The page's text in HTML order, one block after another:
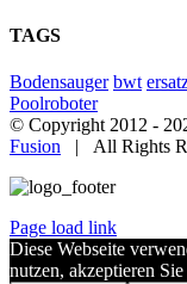
TAGS
Bodensauger bwt
Poolroboter
© Copyright 2012 -
Fusion | All Rights
Page load link
Diese Webseite
nutzen, akzeptieren